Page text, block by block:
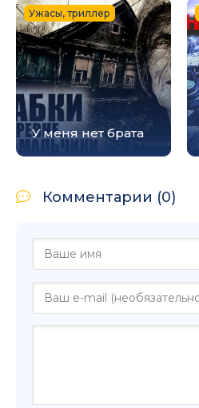
У меня нет брата
Ужасы, триллер
Комментарии (0)